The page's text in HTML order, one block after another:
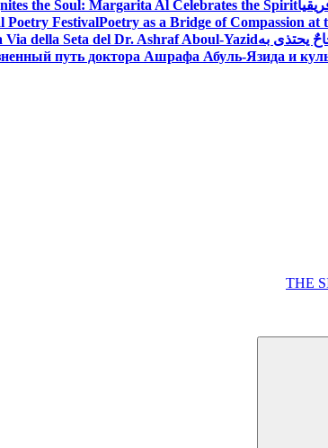
the Soul: Margarita Al Celebrates the Spirit
Poetry FestivalPoetry as a Bridge of Compassion
della Seta del Dr. Ashraf Aboul-Yazid
путь доктора Ашрафа Абуль-Язида и